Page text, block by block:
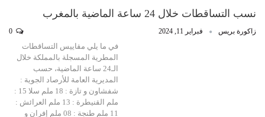
نسب التساقطات خلال 24 ساعة الماضية بالمغرب
زاكورة بريس فبراير 11, 2024
في ما يلي مقاييس التساقطات
المطرية المسجلة بالمملكة خلال
الـ24 ساعة الماضية، حسب
المديرية العامة للأرصاد الجوية :
شفشاون و تازة : 18 ملم سلا 15 :
ملم القنيطرة : 13 ملم العرائش :
11 ملم طنجة : 08 ملم إفران و